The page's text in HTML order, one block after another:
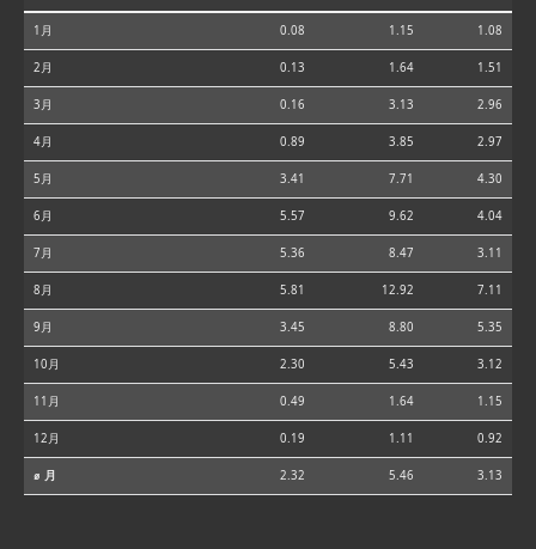
1月 0.08 1.15 1.08
2月 0.13 1.64 1.51
3月 0.16 3.13 2.96
4月 0.89 3.85 2.97
5月 3.41 7.71 4.30
6月 5.57 9.62 4.04
7月 5.36 8.47 3.11
8月 5.81 12.92 7.11
9月 3.45 8.80 5.35
10月 2.30 5.43 3.12
11月 0.49 1.64 1.15
12月 0.19 1.11 0.92
⌀ 月 2.32 5.46 3.13